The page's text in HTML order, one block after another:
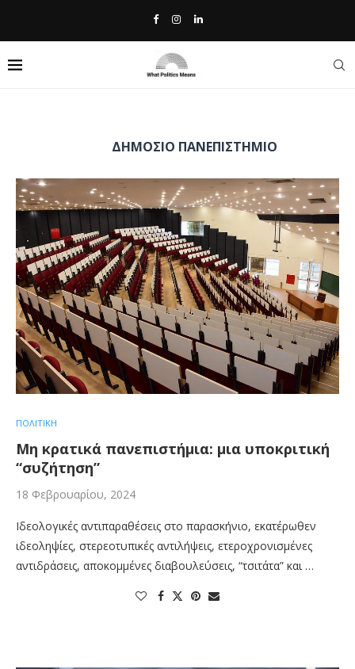
ΔΗΜΌΣΙΟ ΠΑΝΕΠΙΣΤΉΜΙΟ
ΠΟΛΙΤΙΚΗ
Μη κρατικά πανεπιστήμια: μια υποκριτική
“συζήτηση”
18 Φεβρουαρίου, 2024
Ιδεολογικές αντιπαραθέσεις στο παρασκήνιο, εκατέρωθεν
ιδεοληψίες, στερεοτυπικές αντιλήψεις, ετεροχρονισμένες
αντιδράσεις, αποκομμένες διαβουλεύσεις, “τσιτάτα” και …